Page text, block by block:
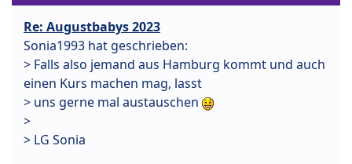
Re: Augustbabys 2023
Sonia1993 hat geschrieben:
> Falls also jemand aus Hamburg kommt und auch
einen Kurs machen mag, lasst
> uns gerne mal austauschen
>
> LG Sonia